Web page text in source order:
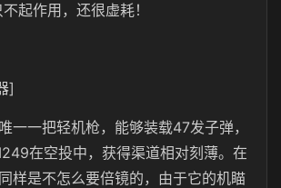
起作用，还很虚耗！
]
一一把轻机枪，能够装载47发子弹，
在空投中，获得渠道相对刻薄。在
样是不怎么要倍镜的，由于它的机瞄